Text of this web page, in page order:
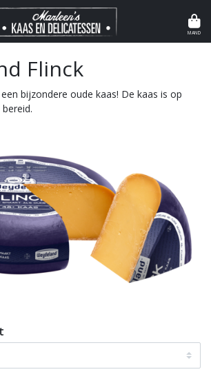
MAND
Flinck
bijzondere oude kaas! De kaas is op